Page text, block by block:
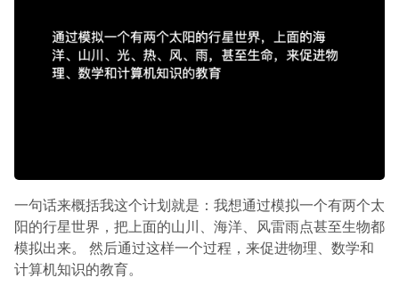
一句话来概括我这个计划就是：我想通过模拟一个有两个太
阳的行星世界，把上面的山川、海洋、风雷雨点甚至生物都
模拟出来。 然后通过这样一个过程，来促进物理、数学和
计算机知识的教育。